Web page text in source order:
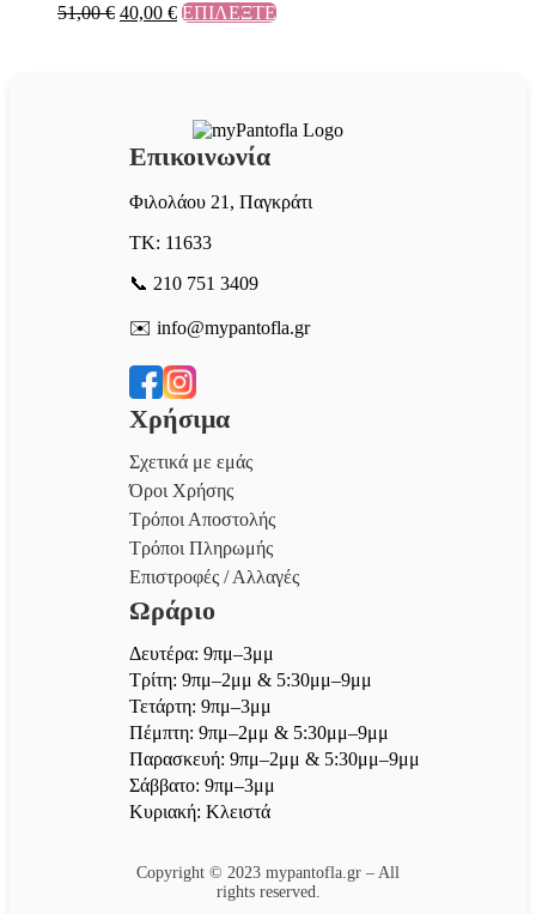
51,00€ 40,00 € ΕΠΙΛΕΞΤΕ
Επικοινωνία
Φιλολάου 21, Παγκράτι
ΤΚ: 11633
📞 210 751 3409
✉️ info@mypantofla.gr
Χρήσιμα
Σχετικά με εμάς
Όροι Χρήσης
Τρόποι Αποστολής
Τρόποι Πληρωμής
Επιστροφές / Αλλαγές
Ωράριο
Δευτέρα: 9πμ–3μμ
Τρίτη: 9πμ–2μμ & 5:30μμ–9μμ
Τετάρτη: 9πμ–3μμ
Πέμπτη: 9πμ–2μμ & 5:30μμ–9μμ
Παρασκευή: 9πμ–2μμ & 5:30μμ–9μμ
Σάββατο: 9πμ–3μμ
Κυριακή: Κλειστά
Copyright © 2023 mypantofla.gr – All
rights reserved.